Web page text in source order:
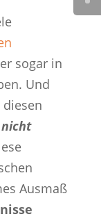
sogar in
Und
Ausmaß